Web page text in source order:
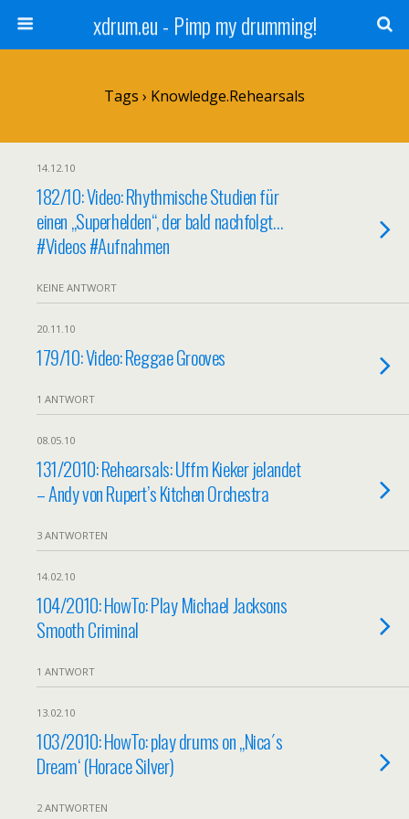
xdrum.eu - Pimp my drumming!
Tags › Knowledge.Rehearsals
14.12.10
182/10: Video: Rhythmische Studien für
einen „Superhelden“, der bald nachfolgt…
#Videos #Aufnahmen
KEINE ANTWORT
20.11.10
179/10: Video: Reggae Grooves
1 ANTWORT
08.05.10
131/2010: Rehearsals: Uffm Kieker jelandet
– Andy von Rupert’s Kitchen Orchestra
3 ANTWORTEN
14.02.10
104/2010: HowTo: Play Michael Jacksons
Smooth Criminal
1 ANTWORT
13.02.10
103/2010: HowTo: play drums on „Nica´s
Dream‘ (Horace Silver)
2 ANTWORTEN